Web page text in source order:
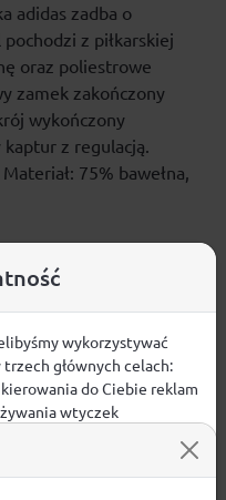
adidas zadba o
z piłkarskiej
oraz poliestrowe
zamek zakończony
wykończony
z regulacją.
75% bawełna,
produktu
wykorzystywać
głównych celach:
do Ciebie reklam
wtyczek